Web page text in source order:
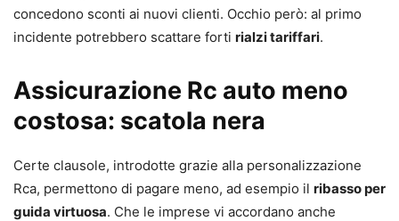
concedono sconti ai nuovi clienti. Occhio però: al primo
incidente potrebbero scattare forti rialzi tariffari.
Assicurazione Rc auto meno
costosa: scatola nera
Certe clausole, introdotte grazie alla personalizzazione
Rca, permettono di pagare meno, ad esempio il ribasso per
guida virtuosa. Che le imprese vi accordano anche